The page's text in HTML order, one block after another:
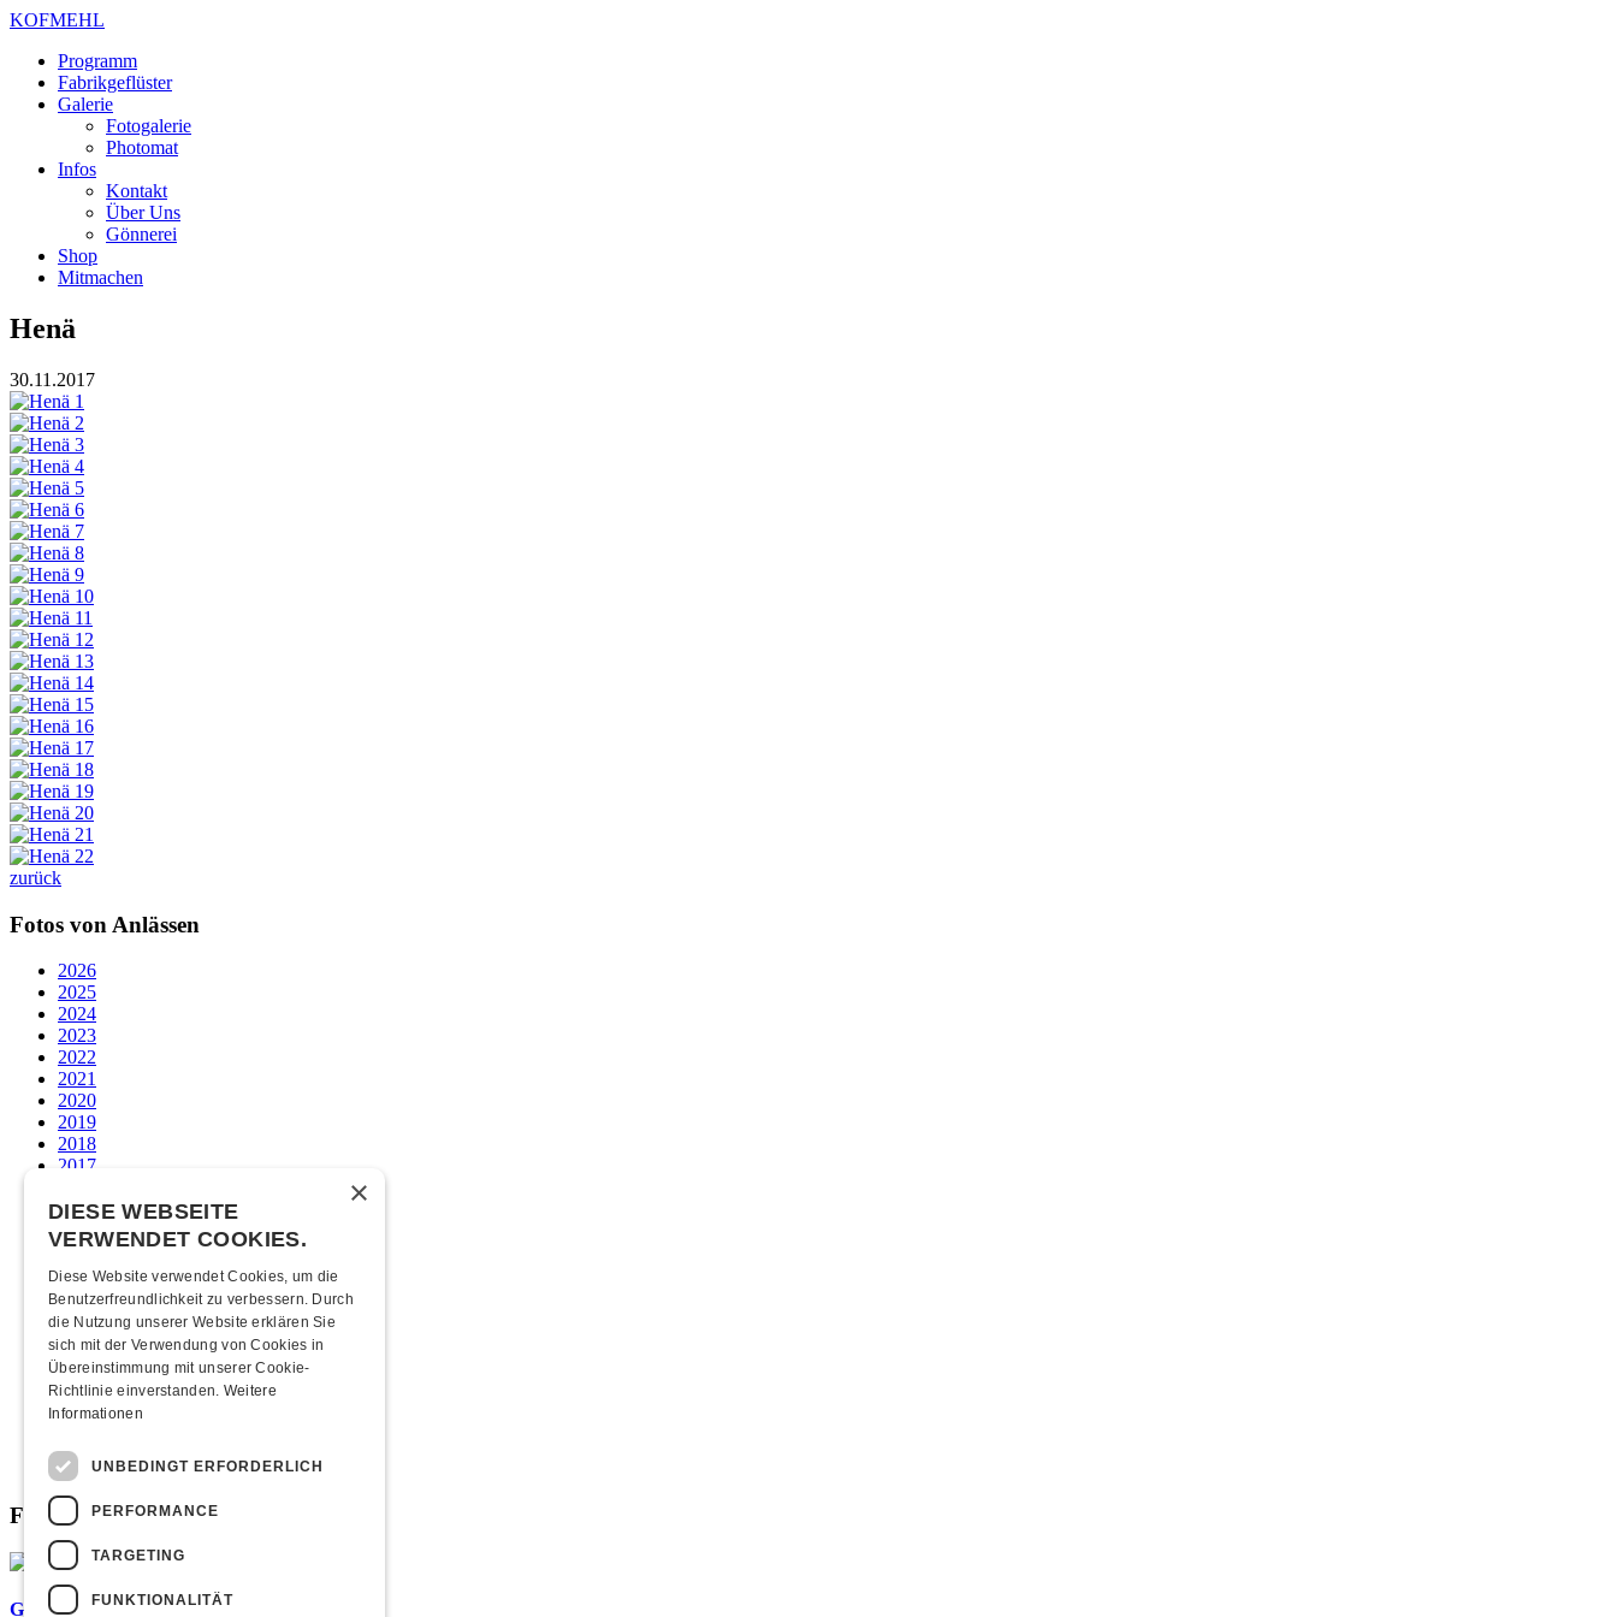
KOFMEHL
Programm
Fabrikgeflüster
Galerie
Fotogalerie
Photomat
Infos
Kontakt
Über Uns
Gönnerei
Shop
Mitmachen
Henä
30.11.2017
zurück
Fotos von Anlässen
2026
2025
2024
2023
2022
2021
2020
2019
2018
2017
2015
2014
2013
2012
2011
2010
2009
2008
2007
2006
2005
2004
2003
Fabrikgeflüster
Graffiti-Workshops
×
DIESE WEBSEITE
VERWENDET COOKIES.
Diese Website verwendet Cookies, um die
Benutzerfreundlichkeit zu verbessern. Durch
die Nutzung unserer Website erklären Sie
sich mit der Verwendung von Cookies in
Übereinstimmung mit unserer Cookie-
Richtlinie einverstanden. Weitere
Informationen
UNBEDINGT ERFORDERLICH
PERFORMANCE
TARGETING
FUNKTIONALITÄT